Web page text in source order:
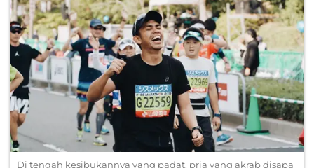
Di tengah kesibukannya yang padat, pria yang akrab disapa